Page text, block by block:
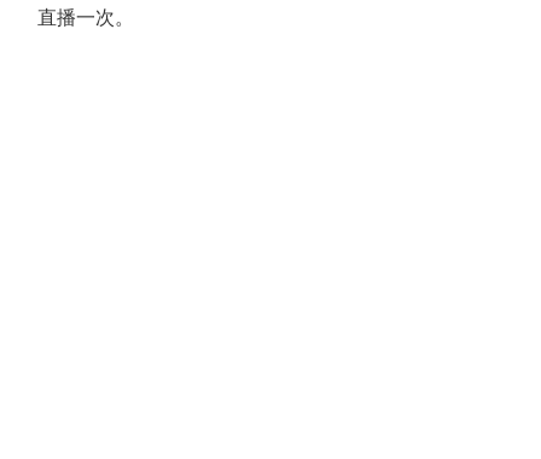
直播一次。